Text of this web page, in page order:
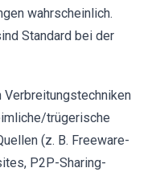
wahrscheinlich.
Standard bei der
trügerische
(z. B. Freeware-
P2P-Sharing-